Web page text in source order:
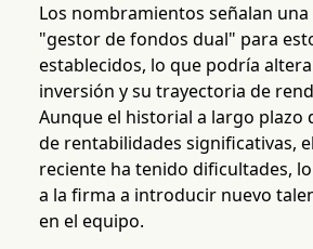
Los nombramientos señalan una
"gestor de fondos dual" para
establecidos, lo que podría
inversión y su trayectoria de
Aunque el historial a largo plazo
de rentabilidades significativas,
reciente ha tenido dificultades,
a la firma a introducir nuevo
en el equipo.